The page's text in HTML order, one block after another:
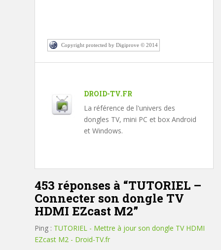
Copyright protected by Digiprove © 2014
DROID-TV.FR
La référence de l'univers des
dongles TV, mini PC et box Android
et Windows.
453 réponses à “TUTORIEL –
Connecter son dongle TV
HDMI EZcast M2”
Ping : TUTORIEL - Mettre à jour son dongle TV HDMI
EZcast M2 - Droid-TV.fr